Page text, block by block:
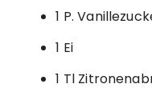
1 P.
1 Ei
1 Tl